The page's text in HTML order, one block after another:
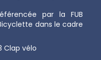
par la FUB
dans le cadre
Clap vélo